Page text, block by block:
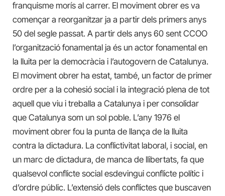
franquisme morís al carrer. El moviment obrer es va
començar a reorganitzar ja a partir dels primers anys
50 del segle passat. A partir dels anys 60 sent CCOO
l’organització fonamental ja és un actor fonamental en
la lluita per la democràcia i l’autogovern de Catalunya.
El moviment obrer ha estat, també, un factor de primer
ordre per a la cohesió social i la integració plena de tot
aquell que viu i treballa a Catalunya i per consolidar
que Catalunya som un sol poble. L’any 1976 el
moviment obrer fou la punta de llança de la lluita
contra la dictadura. La conflictivitat laboral, i social, en
un marc de dictadura, de manca de llibertats, fa que
qualsevol conflicte social esdevingui conflicte polític i
d’ordre públic. L’extensió dels conflictes que buscaven